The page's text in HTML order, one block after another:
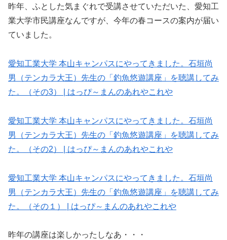
昨年、ふとした気まぐれで受講させていただいた、愛知工
業大学市民講座なんですが、今年の春コースの案内が届い
ていました。
愛知工業大学 本山キャンパスにやってきました。石垣尚
男（テンカラ大王）先生の「釣魚悠遊講座」を聴講してみ
た。（その3） | はっぴ～まんのあれやこれや
愛知工業大学 本山キャンパスにやってきました。石垣尚
男（テンカラ大王）先生の「釣魚悠遊講座」を聴講してみ
た。（その2） | はっぴ～まんのあれやこれや
愛知工業大学 本山キャンパスにやってきました。石垣尚
男（テンカラ大王）先生の「釣魚悠遊講座」を聴講してみ
た。（その１） | はっぴ～まんのあれやこれや
昨年の講座は楽しかったしなあ・・・